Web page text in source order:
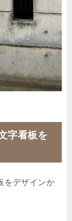
字看板を
をデザインか